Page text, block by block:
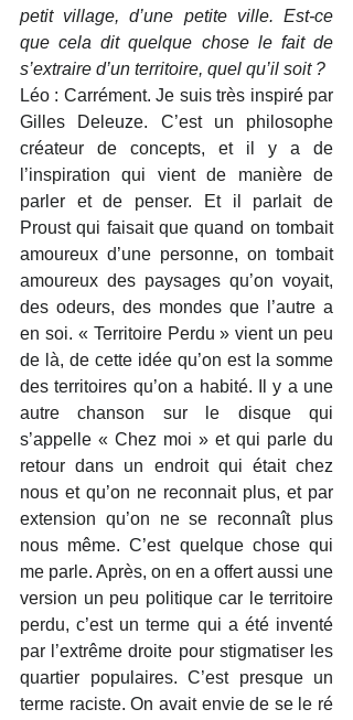
petit village, d’une petite ville. Est-ce
que cela dit quelque chose le fait de
s’extraire d’un territoire, quel qu’il soit ?
Léo : Carrément. Je suis très inspiré par
Gilles Deleuze. C’est un philosophe
créateur de concepts, et il y a de
l’inspiration qui vient de manière de
parler et de penser. Et il parlait de
Proust qui faisait que quand on tombait
amoureux d’une personne, on tombait
amoureux des paysages qu’on voyait,
des odeurs, des mondes que l’autre a
en soi. « Territoire Perdu » vient un peu
de là, de cette idée qu’on est la somme
des territoires qu’on a habité. Il y a une
autre chanson sur le disque qui
s’appelle « Chez moi » et qui parle du
retour dans un endroit qui était chez
nous et qu’on ne reconnait plus, et par
extension qu’on ne se reconnaît plus
nous même. C’est quelque chose qui
me parle. Après, on en a offert aussi une
version un peu politique car le territoire
perdu, c’est un terme qui a été inventé
par l’extrême droite pour stigmatiser les
quartier populaires. C’est presque un
terme raciste. On avait envie de se le ré